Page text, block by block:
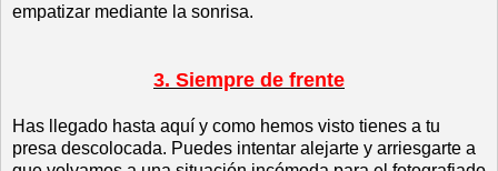
empatizar mediante la sonrisa.
3. Siempre de frente
Has llegado hasta aquí y como hemos visto tienes a tu
presa descolocada. Puedes intentar alejarte y arriesgarte a